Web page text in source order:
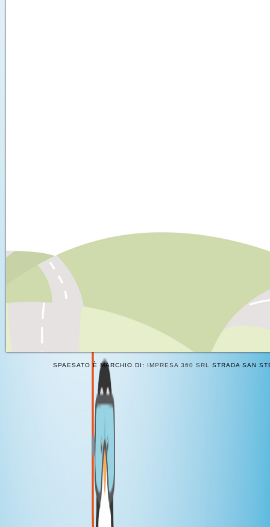
SPAESATO È MARCHIO DI: IMPRESA 360 SRL STRADA SAN